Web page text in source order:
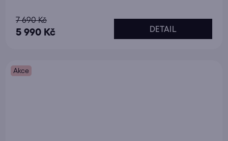
Průměrné
hodnocení
5,0
5 990 Kč
7 690 Kč
DETAIL
Akce